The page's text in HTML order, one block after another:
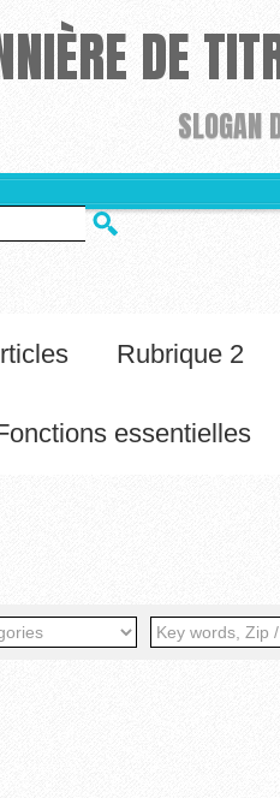
DE
SLOGAN
Rubrique 2
essentielles